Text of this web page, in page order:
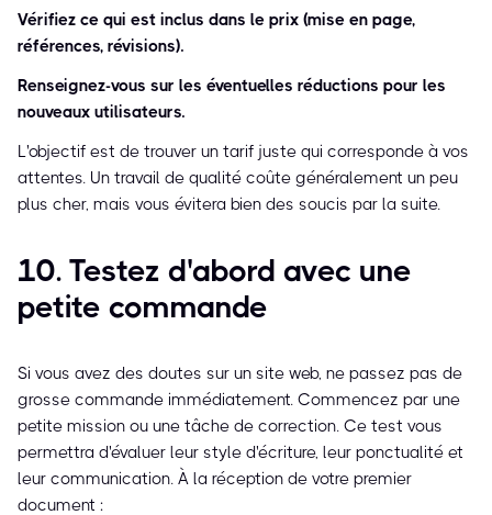
Vérifiez ce qui est inclus dans le prix (mise en page,
références, révisions).
Renseignez-vous sur les éventuelles réductions pour les
nouveaux utilisateurs.
L'objectif est de trouver un tarif juste qui corresponde à vos
attentes. Un travail de qualité coûte généralement un peu
plus cher, mais vous évitera bien des soucis par la suite.
10. Testez d'abord avec une
petite commande
Si vous avez des doutes sur un site web, ne passez pas de
grosse commande immédiatement. Commencez par une
petite mission ou une tâche de correction. Ce test vous
permettra d'évaluer leur style d'écriture, leur ponctualité et
leur communication. À la réception de votre premier
document :